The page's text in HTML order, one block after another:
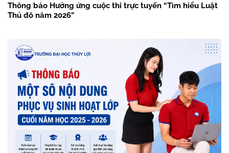
Thông báo Hưởng ứng cuộc thi trực tuyến “Tìm hiểu Luật
Thủ đô năm 2026”